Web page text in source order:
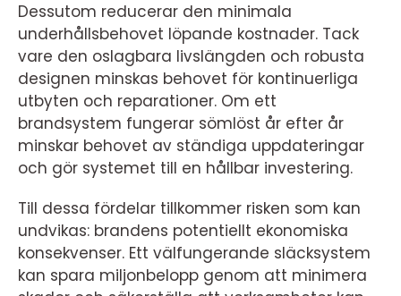
Dessutom reducerar den minimala
underhållsbehovet löpande kostnader. Tack
vare den oslagbara livslängden och robusta
designen minskas behovet för kontinuerliga
utbyten och reparationer. Om ett
brandsystem fungerar sömlöst år efter år
minskar behovet av ständiga uppdateringar
och gör systemet till en hållbar investering.
Till dessa fördelar tillkommer risken som kan
undvikas: brandens potentiellt ekonomiska
konsekvenser. Ett välfungerande släcksystem
kan spara miljonbelopp genom att minimera